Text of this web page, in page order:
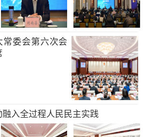
委会第六次会
入全过程人民民主实践